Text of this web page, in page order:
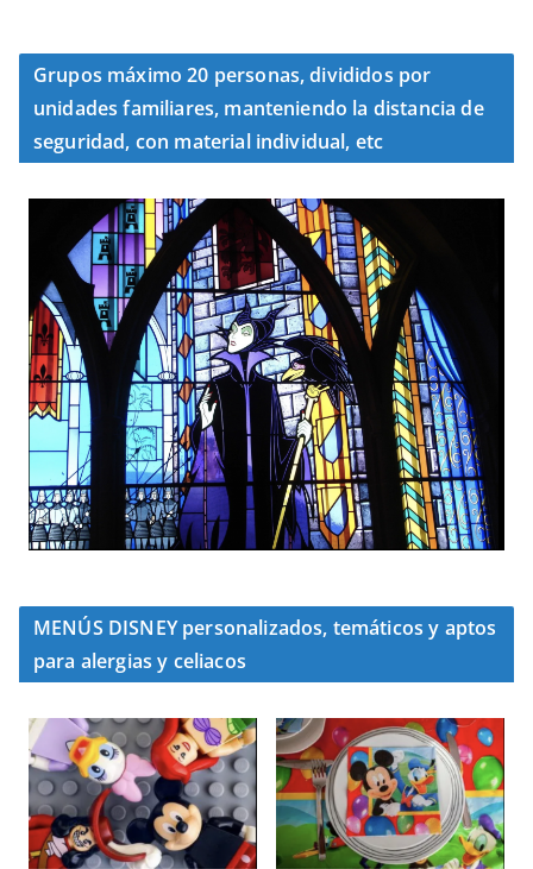
Grupos máximo 20 personas, divididos por
unidades familiares, manteniendo la distancia de
seguridad, con material individual, etc
MENÚS DISNEY personalizados, temáticos y aptos
para alergias y celiacos